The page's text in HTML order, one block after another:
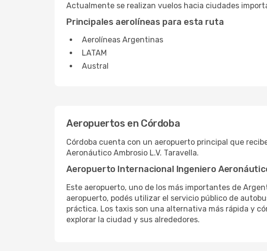
Actualmente se realizan vuelos hacia ciudades
Principales aerolíneas para esta ruta
Aerolíneas Argentinas
LATAM
Austral
Aeropuertos en Córdoba
Córdoba cuenta con un aeropuerto principal que
Aeronáutico Ambrosio L.V. Taravella.
Aeropuerto Internacional Ingeniero
Este aeropuerto, uno de los más importantes de
aeropuerto, podés utilizar el servicio público de
práctica. Los taxis son una alternativa más rápida y
explorar la ciudad y sus alrededores.